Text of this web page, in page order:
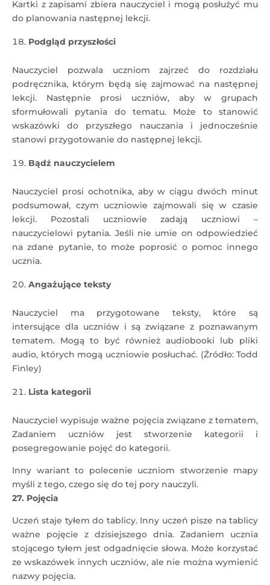
Kartki z zapisami zbiera nauczyciel i mogą posłużyć mu
do planowania następnej lekcji.
Podgląd przyszłości
Nauczyciel pozwala uczniom zajrzeć do rozdziału
podręcznika, którym będą się zajmować na następnej
lekcji. Następnie prosi uczniów, aby w grupach
sformułowali pytania do tematu. Może to stanowić
wskazówki do przyszłego nauczania i jednocześnie
stanowi przygotowanie do następnej lekcji.
Bądź nauczycielem
Nauczyciel prosi ochotnika, aby w ciągu dwóch minut
podsumował, czym uczniowie zajmowali się w czasie
lekcji. Pozostali uczniowie zadają uczniowi –
nauczycielowi pytania. Jeśli nie umie on odpowiedzieć
na zdane pytanie, to może poprosić o pomoc innego
ucznia.
Angażujące teksty
Nauczyciel ma przygotowane teksty, które są
intersujące dla uczniów i są związane z poznawanym
tematem. Mogą to być również audiobooki lub pliki
audio, których mogą uczniowie posłuchać. (Źródło: Todd
Finley)
Lista kategorii
Nauczyciel wypisuje ważne pojęcia związane z tematem,
Zadaniem uczniów jest stworzenie kategorii i
posegregowanie pojęć do kategorii.
Inny wariant to polecenie uczniom stworzenie mapy
myśli z tego, czego się do tej pory nauczyli.
27. Pojęcia
Uczeń staje tyłem do tablicy. Inny uczeń pisze na tablicy
ważne pojęcie z dzisiejszego dnia. Zadaniem ucznia
stojącego tyłem jest odgadnięcie słowa. Może korzystać
ze wskazówek innych uczniów, ale nie można wymienić
nazwy pojęcia.